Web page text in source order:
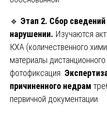
🔹 Этап 2. Сбор
нарушении. Изучаются
КХА (количественного
материалы
фотофиксация.
причиненного недрам
первичной документации.